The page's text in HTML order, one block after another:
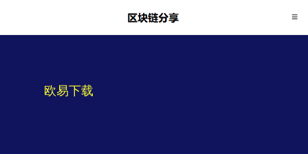
欧易下载